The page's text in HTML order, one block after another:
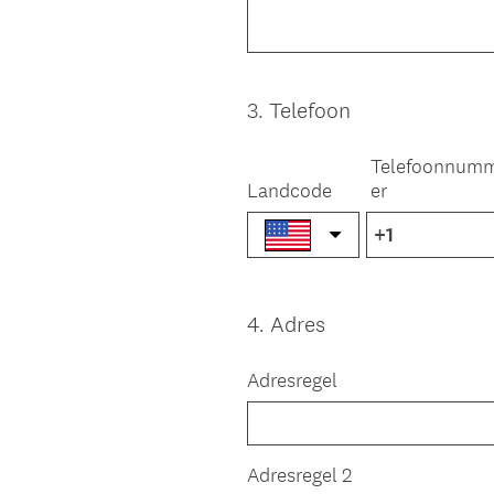
Question
3. Telefoon
Landcode
er
Question
4. Adres
Adresregel
Adresregel 2